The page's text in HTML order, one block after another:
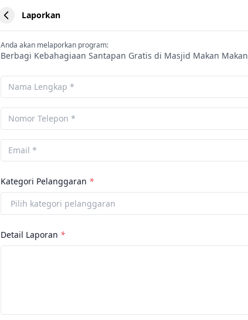
Laporkan
Anda akan melaporkan program:
Berbagi Kebahagiaan Santapan Gratis di Masjid Makan Makan
Kategori Pelanggaran *
Detail Laporan *